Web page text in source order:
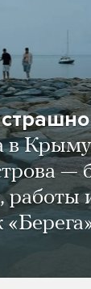
в
—
работы